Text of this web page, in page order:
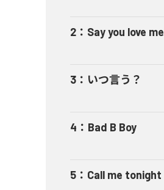
2 ： Say you love me
3 ： いつ言う？
4 ： Bad B Boy
5 ： Call me tonight